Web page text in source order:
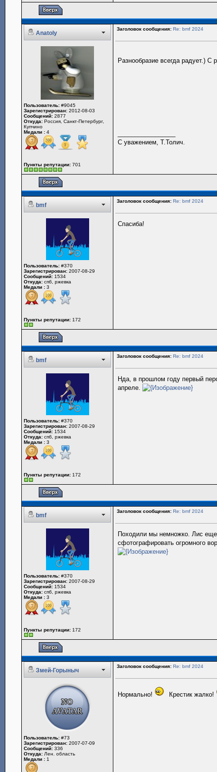
Anatoly
Заголовок сообщения: Re: bmf 2024
Пользователь: #9045
Зарегистрирован: 2012-08-03
Сообщений: 2877
Откуда: Россия, Санкт-Петербург,
Купчино
Медали : 4
Пункты репутации: 701
Разнообразие всегда радует.)
С уважением, Т.Толич.
bmf
Заголовок сообщения: Re: bmf 2024
Пользователь: #370
Зарегистрирован: 2007-08-29
Сообщений: 1534
Откуда: спб, ржевка
Медали : 3
Пункты репутации: 172
Спасиба!
bmf
Заголовок сообщения: Re: bmf 2024
Пользователь: #370
Зарегистрирован: 2007-08-29
Сообщений: 1534
Откуда: спб, ржевка
Медали : 3
Пункты репутации: 172
Нда, в прошлом году первый
апреле.
bmf
Заголовок сообщения: Re: bmf 2024
Пользователь: #370
Зарегистрирован: 2007-08-29
Сообщений: 1534
Откуда: спб, ржевка
Медали : 3
Пункты репутации: 172
Походили мы немножко. Лис
сфотографировать огромного
Змей-Горыныч
Заголовок сообщения: Re: bmf 2024
Пользователь: #73
Зарегистрирован: 2007-07-09
Сообщений: 336
Откуда: Лен. область
Медали : 1
Нормально! Крестик жалко!